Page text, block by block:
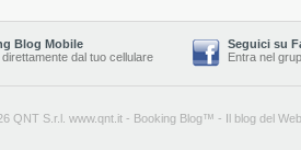
Blog Mobile
direttamente dal tuo cellulare
Seguici su
Entra nel
QNT S.r.l. www.qnt.it - Booking Blog™ - Il blog del